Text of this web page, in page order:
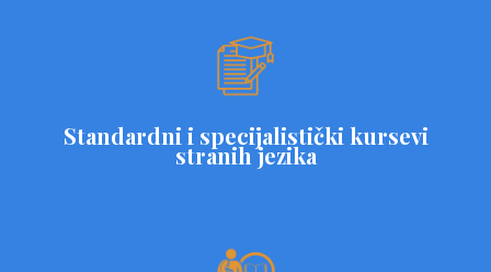
Standardni i specijalistički kursevi
stranih jezika